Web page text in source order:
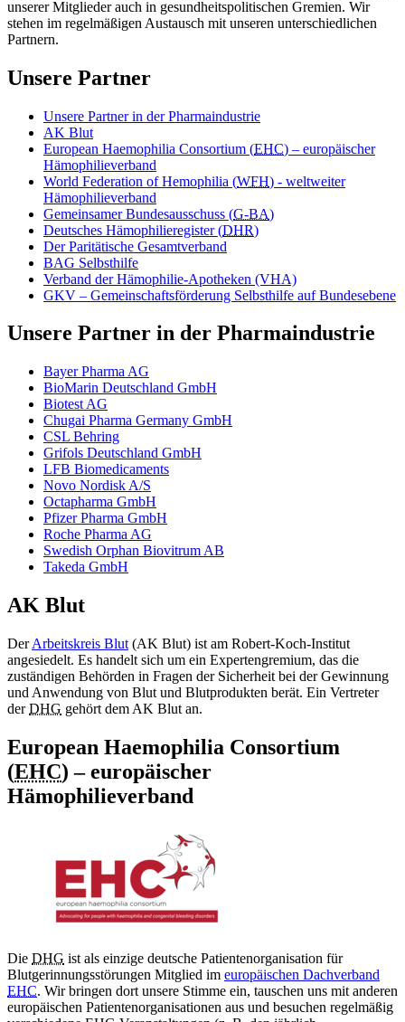
unserer Mitglieder auch in gesundheitspolitischen Gremien. Wir
stehen im regelmäßigen Austausch mit unseren unterschiedlichen
Partnern.
Unsere Partner
Unsere Partner in der Pharmaindustrie
AK Blut
European Haemophilia Consortium (EHC) – europäischer
Hämophilieverband
World Federation of Hemophilia (WFH) - weltweiter
Hämophilieverband
Gemeinsamer Bundesausschuss (G-BA)
Deutsches Hämophilieregister (DHR)
Der Paritätische Gesamtverband
BAG Selbsthilfe
Verband der Hämophilie-Apotheken (VHA)
GKV – Gemeinschaftsförderung Selbsthilfe auf Bundesebene
Unsere Partner in der Pharmaindustrie
Bayer Pharma AG
BioMarin Deutschland GmbH
Biotest AG
Chugai Pharma Germany GmbH
CSL Behring
Grifols Deutschland GmbH
LFB Biomedicaments
Novo Nordisk A/S
Octapharma GmbH
Pfizer Pharma GmbH
Roche Pharma AG
Swedish Orphan Biovitrum AB
Takeda GmbH
AK Blut
DerArbeitskreis Blut (AK Blut) ist am Robert-Koch-Institut
angesiedelt. Es handelt sich um ein Expertengremium, das die
zuständigen Behörden in Fragen der Sicherheit bei der Gewinnung
und Anwendung von Blut und Blutprodukten berät. Ein Vertreter
derDHG gehört dem AK Blut an.
European Haemophilia Consortium
(EHC) – europäischer
Hämophilieverband
Die DHG ist als einzige deutsche Patientenorganisation für
Blutgerinnungsstörungen Mitglied im europäischen Dachverband
EHC. Wir bringen dort unsere Stimme ein, tauschen uns mit anderen
europäischen Patientenorganisationen aus und besuchen regelmäßig